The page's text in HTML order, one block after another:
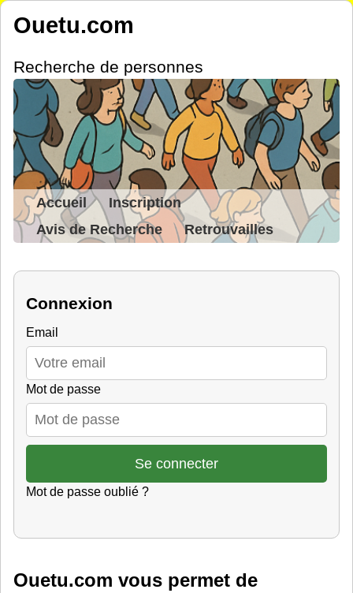
Ouetu.com
Recherche de personnes
Accueil
Inscription
Avis de Recherche
Retrouvailles
Connexion
Email
Mot de passe
Mot de passe oublié ?
Ouetu.com vous permet de